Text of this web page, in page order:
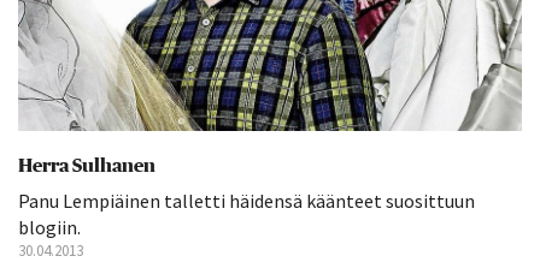
Herra Sulhanen
Panu Lempiäinen talletti häidensä käänteet suosittuun
blogiin.
30.04.2013